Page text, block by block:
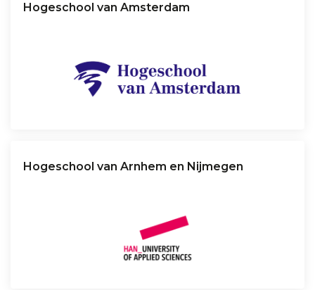
Hogeschool van Amsterdam
Hogeschool van Arnhem en Nijmegen